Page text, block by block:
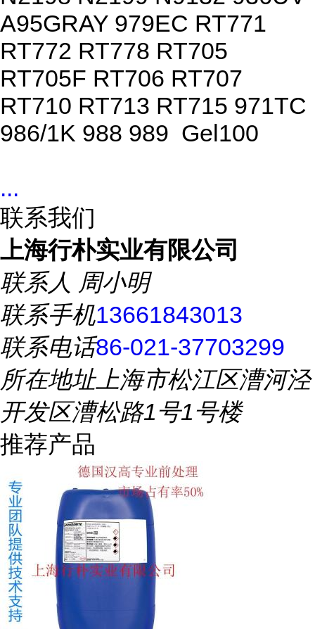
A95GRAY 979EC RT771
RT772 RT778 RT705
RT705F RT706 RT707
RT710 RT713 RT715 971TC
986/1K 988 989 Gel100
...
联系我们
上海行朴实业有限公司
联系人 周小明
联系手机13661843013
联系电话86-021-37703299
所在地址上海市松江区漕河泾
开发区漕松路1号1号楼
推荐产品